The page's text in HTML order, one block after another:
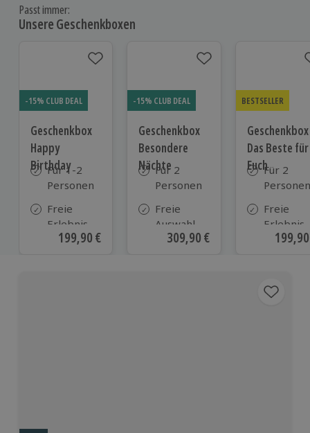
Passt immer:
Unsere Geschenkboxen
-15% CLUB DEAL
Geschenkbox
Happy
Birthday
Für 1-2
Personen
Freie
Erlebnis-
Auswahl
Aktueller Preis
199,90 €
-15% CLUB DEAL
Geschenkbox
Besondere
Nächte
Für 2
Personen
Freie
Auswahl
aus ca. 290
Aktueller Preis
309,90 €
BESTSELLER
Geschenkbox
Das Beste für
EuchFür 2
Personen
Freie
Erlebnis-
Auswahl